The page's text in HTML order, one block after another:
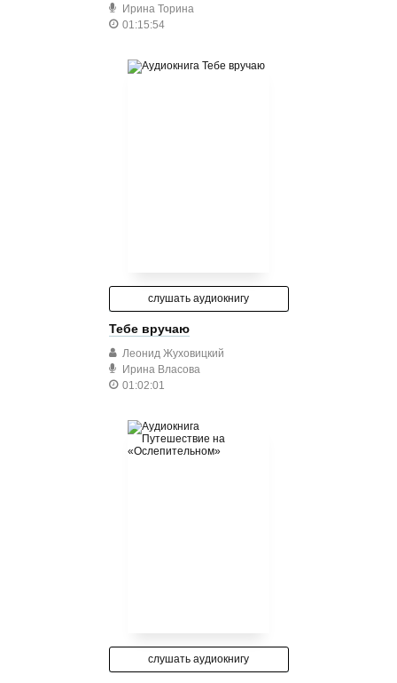
Ирина Торина
01:15:54
слушать аудиокнигу
Тебе вручаю
Леонид Жуховицкий
Ирина Власова
01:02:01
слушать аудиокнигу